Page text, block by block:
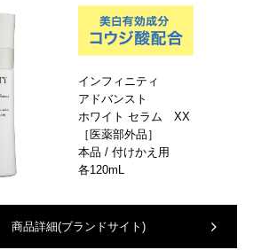
インフィニティ
アドバンスト
ホワイト セラム XX
［医薬部外品］
本品 / 付けかえ用
各120mL
商品詳細(ブランドサイト)